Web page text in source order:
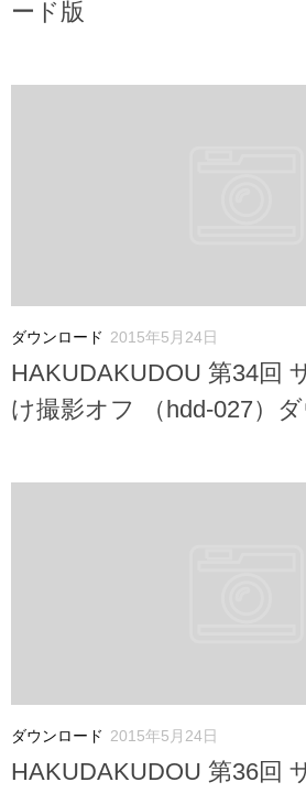
ード版
ダウンロード 2015年5月24日
HAKUDAKUDOU 第34回
け撮影オフ （hdd-027）
ダウンロード 2015年5月24日
HAKUDAKUDOU 第36回